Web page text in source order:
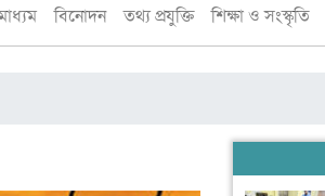
বিনোদন তথ্য প্রযুক্তি শিক্ষা ও সংস্কৃতি